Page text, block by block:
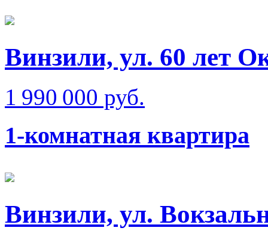
Винзили, ул. 60 лет
1 990 000 руб.
1-комнатная квартира
Винзили, ул.